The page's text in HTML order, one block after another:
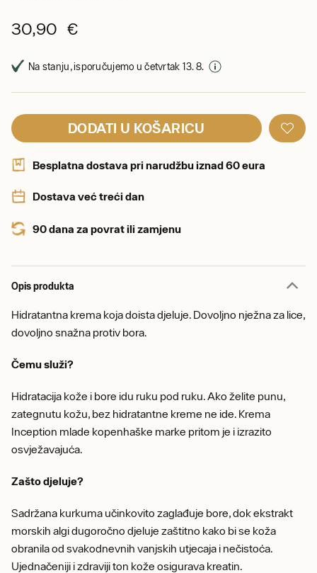
30,90 €
Na stanju, isporučujemo u četvrtak 13. 8.
DODATI U KOŠARICU
Besplatna dostava pri narudžbu iznad 60 eura
Dostava već treći dan
90 dana za povrat ili zamjenu
Opis produkta
Hidratantna krema koja doista djeluje. Dovoljno nježna za lice,
dovoljno snažna protiv bora.
Čemu služi?
Hidratacija kože i bore idu ruku pod ruku. Ako želite punu,
zategnutu kožu, bez hidratantne kreme ne ide. Krema
Inception mlade kopenhaške marke pritom je i izrazito
osvježavajuća.
Zašto djeluje?
Sadržana kurkuma učinkovito zaglađuje bore, dok ekstrakt
morskih algi dugoročno djeluje zaštitno kako bi se koža
obranila od svakodnevnih vanjskih utjecaja i nečistoća.
Ujednačeniji i zdraviji ton kože osigurava kreatin.